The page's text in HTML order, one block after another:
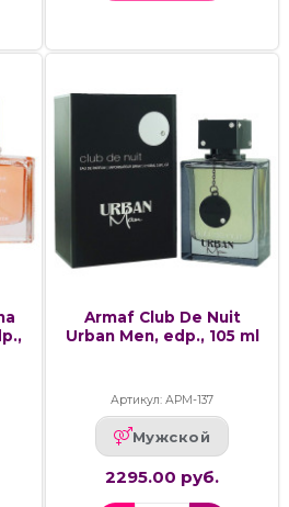
Armaf Club De Nuit
Urban Men, edp., 105 ml
Артикул: АРМ-137
Мужской
2295.00 руб.